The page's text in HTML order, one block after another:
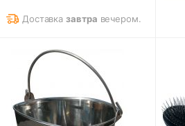
Доставказавтра вечером.